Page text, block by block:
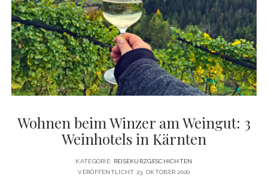
Wohnen beim Winzer am Weingut: 3
Weinhotels in Kärnten
KATEGORIE: REISEKURZGESCHICHTEN
VERÖFFENTLICHT 23. OKTOBER 2020